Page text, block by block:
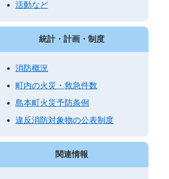
活動など
統計・計画・制度
消防概況
町内の火災・救急件数
島本町火災予防条例
違反消防対象物の公表制度
関連情報